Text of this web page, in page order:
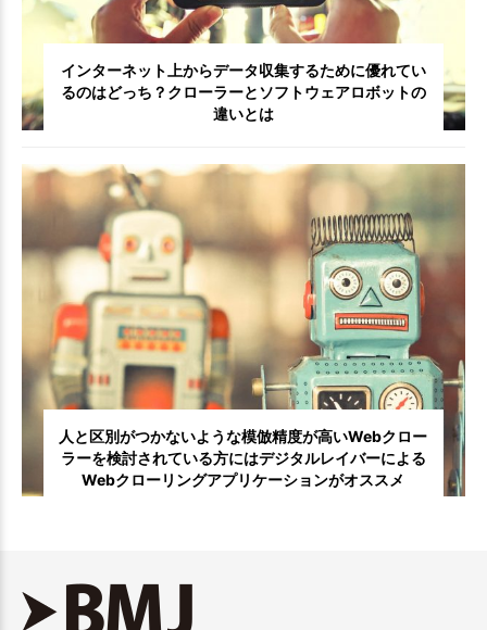
インターネット上からデータ収集するために優れてい
るのはどっち？クローラーとソフトウェアロボットの
違いとは
人と区別がつかないような模倣精度が高いWebクロー
ラーを検討されている方にはデジタルレイバーによる
Webクローリングアプリケーションがオススメ